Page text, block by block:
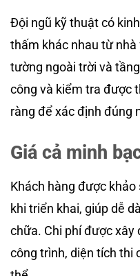
Đội ngũ kỹ thuật có
thấm khác nhau từ
tường ngoài trời và
công và kiểm tra được
ràng để xác định đúng
Giá cả minh
Khách hàng được
khi triển khai, giúp dễ
chữa. Chi phí được xây
công trình, diện tích thi